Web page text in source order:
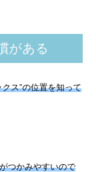
がある
ス”の位置を知って
つかみやすいので